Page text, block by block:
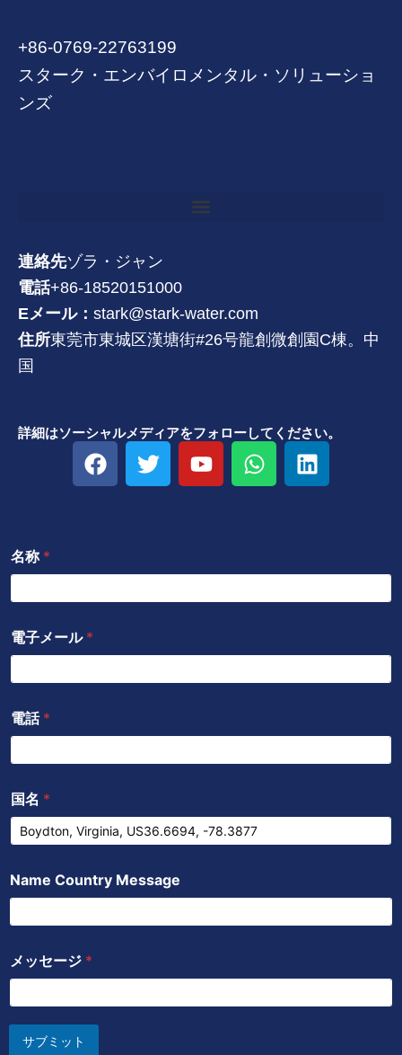
+86-0769-22763199
スターク・エンバイロメンタル・ソリューショ
ンズ
連絡先ゾラ・ジャン
電話+86-18520151000
Eメール： stark@stark-water.com
住所東莞市東城区漢塘街#26号龍創微創園C棟。中
国
詳細はソーシャルメディアをフォローしてください。
フ
ェ
ツ
イ
Y
o
W
h
p
リ
ン
名称 *
電子メール *
電話 *
国名 *
Name Country Message
メッセージ *
サブミット